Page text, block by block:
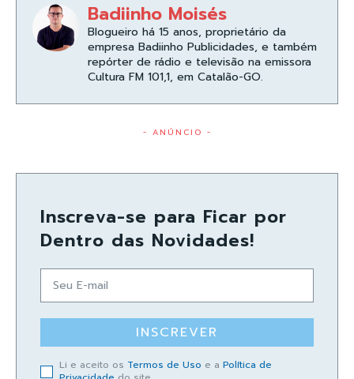
Badiinho Moisés
Blogueiro há 15 anos, proprietário da
empresa Badiinho Publicidades, e também
repórter de rádio e televisão na emissora
Cultura FM 101,1, em Catalão-GO.
- ANÚNCIO -
Inscreva-se para Ficar por
Dentro das Novidades!
INSCREVER
Li e aceito os Termos de Uso e a Política de